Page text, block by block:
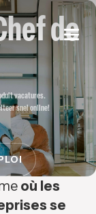
de
vacatures.
snel online!
où les
se